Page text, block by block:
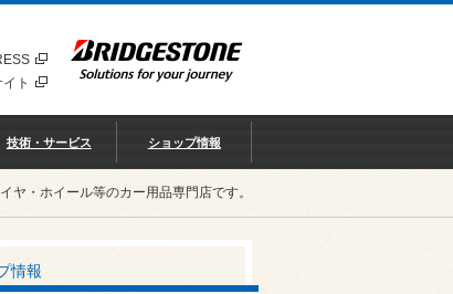
ト
技術・サービス ショップ情報
ヤ・ホイール等のカー用品専門店です。
情報